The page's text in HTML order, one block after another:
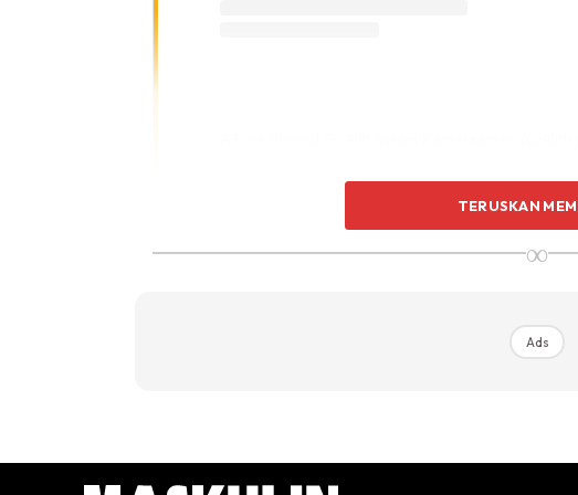
“Saya ni tak sokong mana-mana. Saya tak sokong Ira
Ads
TERUSKAN
∞
Ads